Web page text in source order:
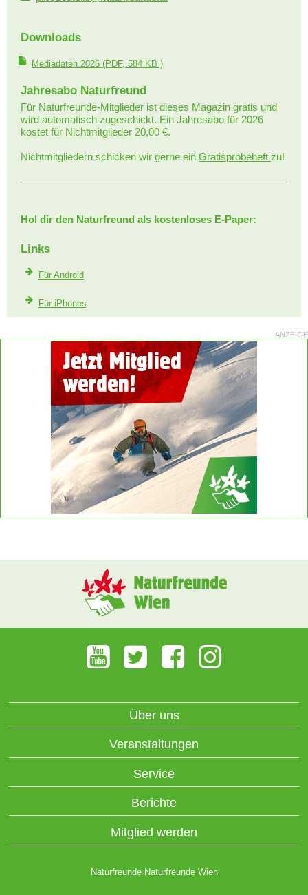
Downloads
Mediadaten 2026 (PDF, 584 KB )
Jahresabo Naturfreund
Für Naturfreunde-Mitglieder ist dieses Magazin gratis und
wird automatisch zugeschickt. Ein Jahresabo für 2026
kostet für Nichtmitglieder 20,00 €.
Nichtmitgliedern schicken wir gerne ein Gratisprobeheft zu!
Hol dir den Naturfreund als kostenloses E-Paper:
Links
Für Android
Für iPhones
ANZEIGE
Über uns
Veranstaltungen
Service
Berichte
Mitglied werden
Naturfreunde Naturfreunde Wien